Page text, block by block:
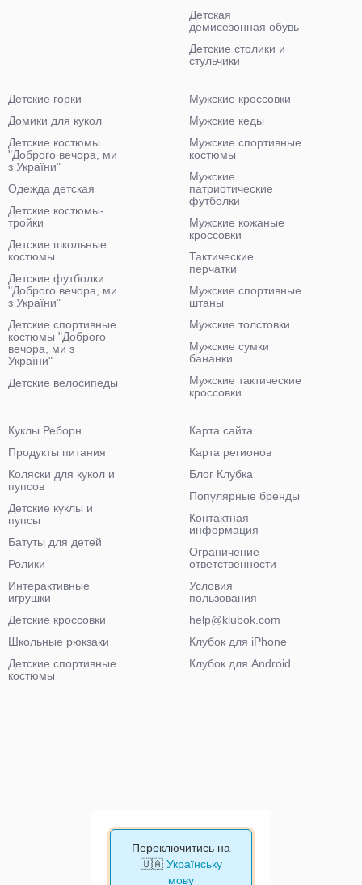
Детская
демисезонная обувь
Детские столики и
стульчики
Детские горки
Домики для кукол
Детские костюмы
"Доброго вечора, ми
з України"
Одежда детская
Детские костюмы-
тройки
Детские школьные
костюмы
Детские футболки
"Доброго вечора, ми
з України"
Детские спортивные
костюмы "Доброго
вечора, ми з
України"
Детские велосипеды
Мужские кроссовки
Мужские кеды
Мужские спортивные
костюмы
Мужские
патриотические
футболки
Мужские кожаные
кроссовки
Тактические
перчатки
Мужские спортивные
штаны
Мужские толстовки
Мужские сумки
бананки
Мужские тактические
кроссовки
Куклы Реборн
Продукты питания
Коляски для кукол и
пупсов
Детские куклы и
пупсы
Батуты для детей
Ролики
Интерактивные
игрушки
Детские кроссовки
Школьные рюкзаки
Детские спортивные
костюмы
Карта сайта
Карта регионов
Блог Клубка
Популярные бренды
Контактная
информация
Ограничение
ответственности
Условия
пользования
help@klubok.com
Клубок для iPhone
Клубок для Android
Переключитись на
🇺🇦 Українську
мову